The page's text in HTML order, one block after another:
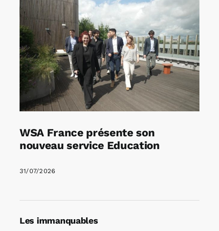
WSA France présente son
nouveau service Education
31/07/2026
Les immanquables